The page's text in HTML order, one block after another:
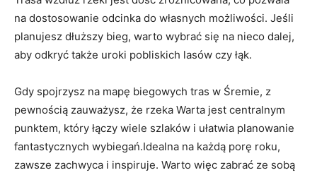
na dostosowanie⁢ odcinka do ​własnych możliwości. Jeśli
planujesz ‌dłuższy⁢ bieg, warto wybrać się na ⁣nieco dalej,
aby odkryć także uroki pobliskich lasów ⁣czy ⁤łąk.
Gdy spojrzysz ⁣na ⁤mapę​ biegowych tras w Śremie, z​
pewnością ​zauważysz, że ‌rzeka⁣ Warta ‍jest‌ centralnym
punktem, który łączy ‍wiele szlaków i ułatwia planowanie
fantastycznych wybiegań.Idealna na każdą ‍porę roku,
zawsze zachwyca i inspiruje. Warto ‌więc zabrać⁢ ze sobą